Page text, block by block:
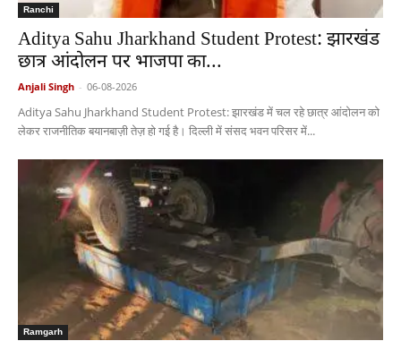
Ranchi
Aditya Sahu Jharkhand Student Protest: झारखंड
छात्र आंदोलन पर भाजपा का...
Anjali Singh - 06-08-2026
Aditya Sahu Jharkhand Student Protest: झारखंड में चल रहे छात्र आंदोलन को
लेकर राजनीतिक बयानबाज़ी तेज़ हो गई है। दिल्ली में संसद भवन परिसर में...
Ramgarh